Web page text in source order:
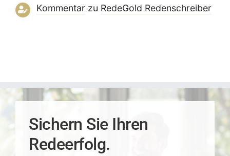
Kommentarzu RedeGold Reden­schreiber
Sichern Sie Ihren
Redeerfolg.